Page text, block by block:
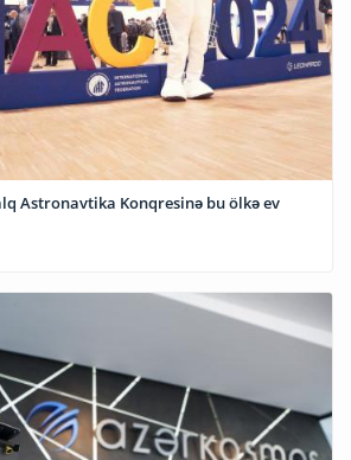
Astronavtika Konqresinə bu ölkə ev